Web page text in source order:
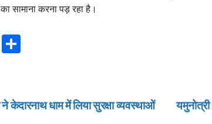
सामाना करना पड़ रहा है।
E
e
केदारनाथ धाम में लिया सुरक्षा व्यवस्थाओं